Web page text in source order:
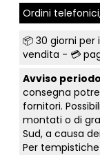
Ordini
📦 30 giorni per
vendita - 💳
Avviso
consegna
fornitori.
montati o di
Sud, a causa
Per